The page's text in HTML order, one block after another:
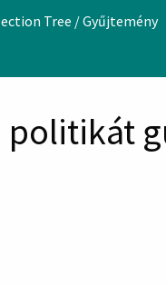
Tree / Gyűjtemény
politikát